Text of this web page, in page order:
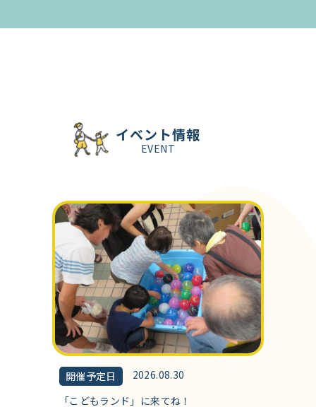
イベント情報
EVENT
開催予定日
2026.08.30
「こどもランド」に来てね！